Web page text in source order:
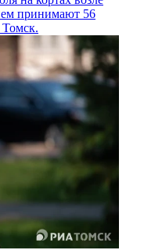
принимают 56